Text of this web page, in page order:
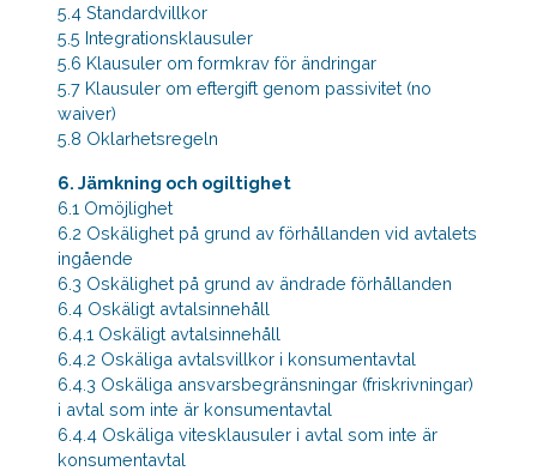
5.4 Standardvillkor
5.5 Integrationsklausuler
5.6 Klausuler om formkrav för ändringar
5.7 Klausuler om eftergift genom passivitet (no
waiver)
5.8 Oklarhetsregeln
6. Jämkning och ogiltighet
6.1 Omöjlighet
6.2 Oskälighet på grund av förhållanden vid avtalets
ingående
6.3 Oskälighet på grund av ändrade förhållanden
6.4 Oskäligt avtalsinnehåll
6.4.1 Oskäligt avtalsinnehåll
6.4.2 Oskäliga avtalsvillkor i konsumentavtal
6.4.3 Oskäliga ansvarsbegränsningar (friskrivningar)
i avtal som inte är konsumentavtal
6.4.4 Oskäliga vitesklausuler i avtal som inte är
konsumentavtal